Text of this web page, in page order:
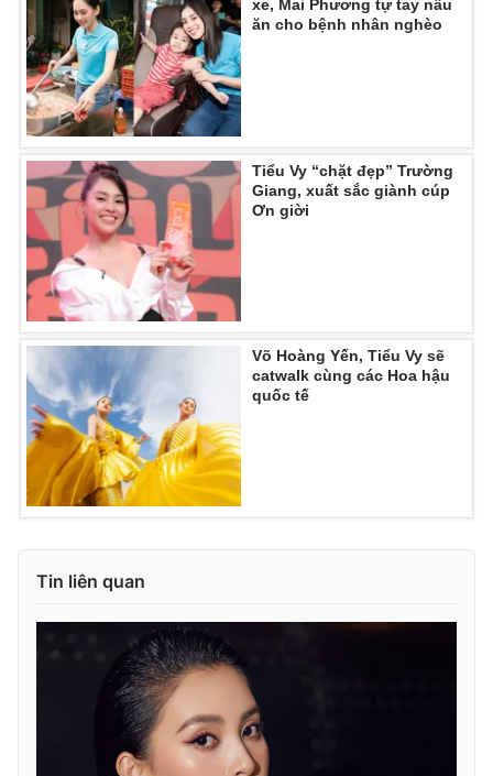
xe, Mai Phương tự tay nấu
ăn cho bệnh nhân nghèo
Tiểu Vy “chặt đẹp” Trường
Giang, xuất sắc giành cúp
Ơn giời
Võ Hoàng Yến, Tiểu Vy sẽ
catwalk cùng các Hoa hậu
quốc tế
Tin liên quan